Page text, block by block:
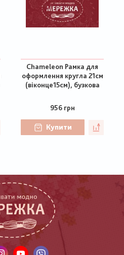
Chameleon Рамка для
оформлення кругла 21см
(віконце15см), бузкова
956 грн
Купити